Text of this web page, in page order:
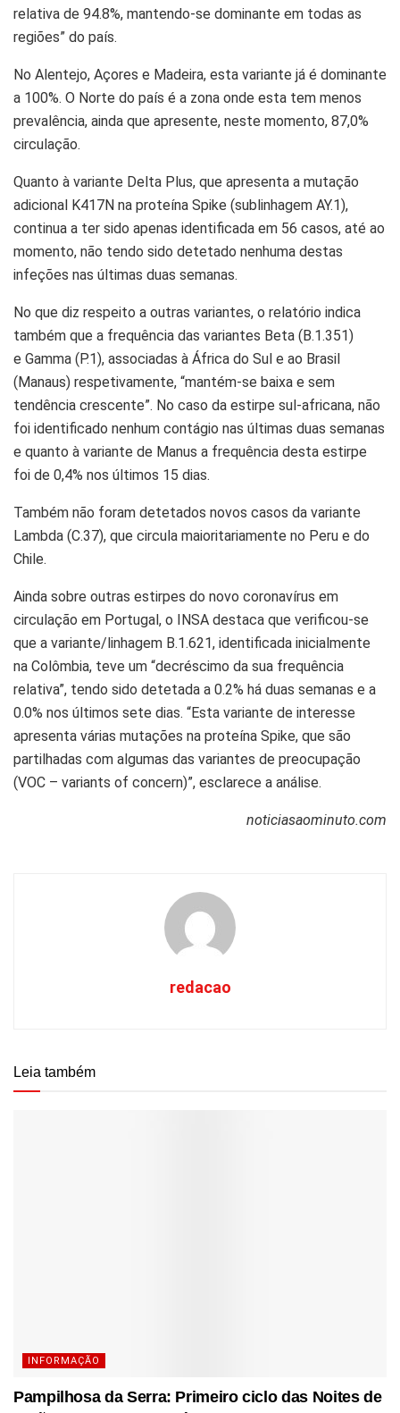
relativa de 94.8%, mantendo-se dominante em todas as
regiões” do país.
No Alentejo, Açores e Madeira, esta variante já é dominante
a 100%. O Norte do país é a zona onde esta tem menos
prevalência, ainda que apresente, neste momento, 87,0%
circulação.
Quanto à variante Delta Plus, que apresenta a mutação
adicional K417N na proteína Spike (sublinhagem AY.1),
continua a ter sido apenas identificada em 56 casos, até ao
momento, não tendo sido detetado nenhuma destas
infeções nas últimas duas semanas.
No que diz respeito a outras variantes, o relatório indica
também que a frequência das variantes Beta (B.1.351)
e Gamma (P.1), associadas à África do Sul e ao Brasil
(Manaus) respetivamente, “mantém-se baixa e sem
tendência crescente”. No caso da estirpe sul-africana, não
foi identificado nenhum contágio nas últimas duas semanas
e quanto à variante de Manus a frequência desta estirpe
foi de 0,4% nos últimos 15 dias.
Também não foram detetados novos casos da variante
Lambda (C.37), que circula maioritariamente no Peru e do
Chile.
Ainda sobre outras estirpes do novo coronavírus em
circulação em Portugal, o INSA destaca que verificou-se
que a variante/linhagem B.1.621, identificada inicialmente
na Colômbia, teve um “decréscimo da sua frequência
relativa”, tendo sido detetada a 0.2% há duas semanas e a
0.0% nos últimos sete dias. “Esta variante de interesse
apresenta várias mutações na proteína Spike, que são
partilhadas com algumas das variantes de preocupação
(VOC – variants of concern)”, esclarece a análise.
noticiasaominuto.com
redacao
Leia também
INFORMAÇÃO
Pampilhosa da Serra: Primeiro ciclo das Noites de